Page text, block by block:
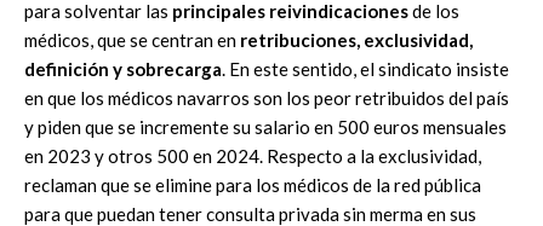
para solventar las principales reivindicacionesde los
médicos, que se centran en retribuciones, exclusividad,
definición y sobrecarga. En este sentido, el sindicato insiste
en que los médicos navarros son los peor retribuidos del país
y piden que se incremente su salario en 500 euros mensuales
en 2023 y otros 500 en 2024. Respecto a la exclusividad,
reclaman que se elimine para los médicos de la red pública
para que puedan tener consulta privada sin merma en sus